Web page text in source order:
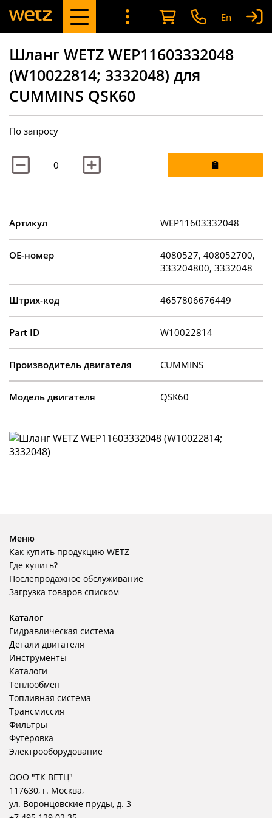
En
Шланг WETZ WEP11603332048
(W10022814; 3332048) для
CUMMINS QSK60
По запросу
Артикул WEP11603332048
OE-номер
4080527, 408052700,
333204800, 3332048
Штрих-код 4657806676449
Part ID W10022814
Производитель двигателя CUMMINS
Модель двигателя QSK60
Меню
Как купить продукцию WETZ
Где купить?
Послепродажное обслуживание
Загрузка товаров списком
Каталог
Гидравлическая система
Детали двигателя
Инструменты
Каталоги
Теплообмен
Топливная система
Трансмиссия
Фильтры
Футеровка
Электрооборудование
ООО "ТК ВЕТЦ"
117630, г. Москва,
ул. Воронцовские пруды, д. 3